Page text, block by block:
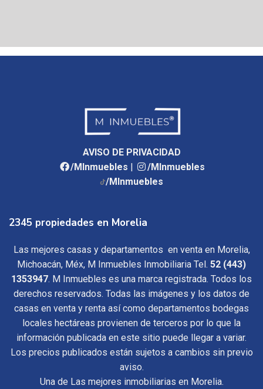
AVISO DE PRIVACIDAD
/MInmuebles |
/MInmuebles
/MInmuebles
2345 propiedades en Morelia
Las mejores casas y departamentos en venta en Morelia,
Michoacán, Méx, M Inmuebles Inmobiliaria Tel. 52 (443)
1353947. M Inmuebles es una marca registrada. Todos los
derechos reservados. Todas las imágenes y los datos de
casas en venta y renta así como departamentos bodegas
locales hectáreas provienen de terceros por lo que la
información publicada en este sitio puede llegar a variar.
Los precios publicados están sujetos a cambios sin previo
aviso.
Una de Las mejores inmobiliarias en Morelia.